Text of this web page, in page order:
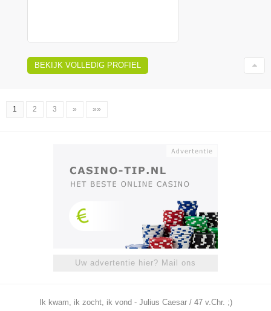
BEKIJK VOLLEDIG PROFIEL
1 2 3 » »»
Uw advertentie hier? Mail ons
Ik kwam, ik zocht, ik vond - Julius Caesar / 47 v.Chr. ;)